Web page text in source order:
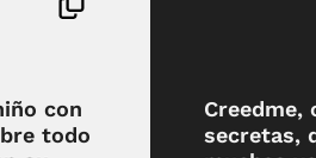
con
todo
Creedme,
secretas,